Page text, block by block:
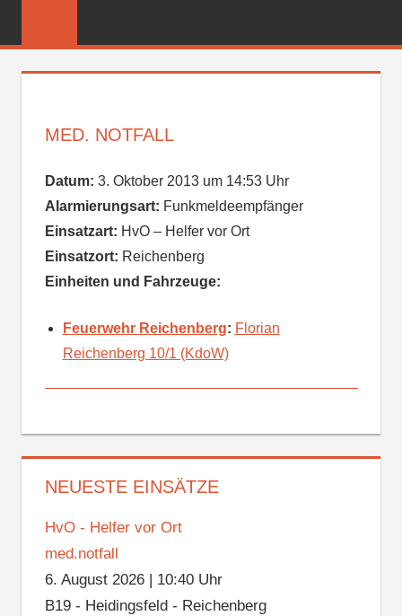
FEUERWEHR
MED. NOTFALL
Datum: 3. Oktober 2013 um 14:53 Uhr
Alarmierungsart: Funkmeldeempfänger
Einsatzart: HvO – Helfer vor Ort
Einsatzort: Reichenberg
Einheiten und Fahrzeuge:
Feuerwehr Reichenberg: Florian
Reichenberg 10/1 (KdoW)
NEUESTE EINSÄTZE
HvO - Helfer vor Ort
med.notfall
6. August 2026| 10:40 Uhr
B19 - Heidingsfeld - Reichenberg